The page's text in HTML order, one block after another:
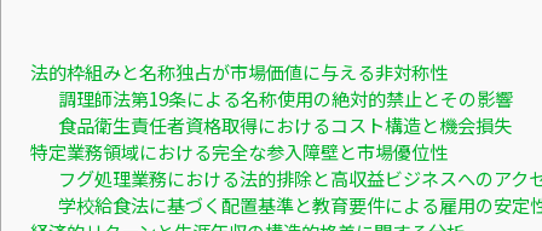
法的枠組みと名称独占が市場価値に与える非対称性
調理師法第19条による名称使用の絶対的禁止とその影響
食品衛生責任者資格取得におけるコスト構造と機会損失
特定業務領域における完全な参入障壁と市場優位性
フグ処理業務における法的排除と高収益ビジネスへのアク
学校給食法に基づく配置基準と教育要件による雇用の安定